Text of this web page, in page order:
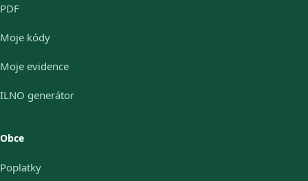
PDF
Moje kódy
Moje evidence
ILNO generátor
Obce
Poplatky